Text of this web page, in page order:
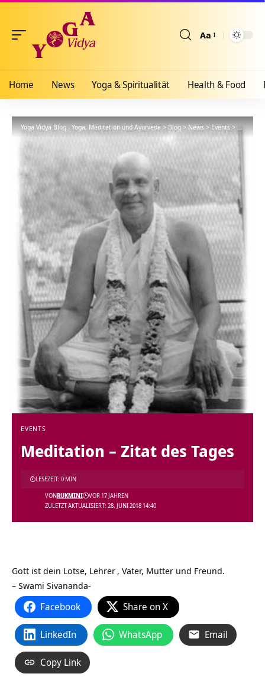
Aa
Home News Yoga & Spiritualität Health & Food
Yoga Vidya Blog - Yoga, Meditation und Ayurveda > Blog > News > Events >
EVENTS
Meditation – Zitat des Tages
ZULETZT AKTUALISIERT: 28. JUNI 2018 14:40
VONRUKMINI VOR 17 JAHREN
LESEZEIT: 0 MIN
Gott ist dein Lotse, Lehrer , Vater, Mutter und Freund.
– Swami Sivananda-
Facebook Share on X
LinkedIn WhatsApp Email
Copy Link